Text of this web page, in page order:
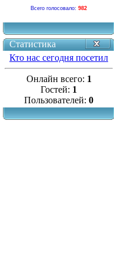
Всего голосовало: 982
Статистика
Кто нас сегодня посетил
Онлайн всего: 1
Гостей: 1
Пользователей: 0